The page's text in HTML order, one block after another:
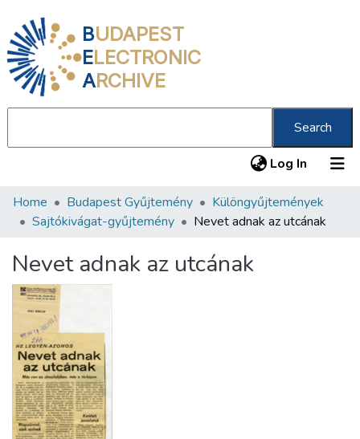
BUDAPEST
ELECTRONIC
ARCHIVE
Search
Log In (current)
Communities & Collections
Statistics
About us
Home Budapest Gyűjtemény
Különgyűjtemények
Sajtókivágat-gyűjtemény
Nevet adnak az utcának
Nevet adnak az utcának